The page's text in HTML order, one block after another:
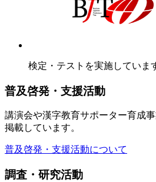
検定・テストを実施していま
普及啓発・支援活動
講演会や漢字教育サポーター育成
掲載しています。
普及啓発・支援活動について
調査・研究活動